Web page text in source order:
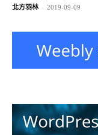
北方羽林 - 2019-09-09